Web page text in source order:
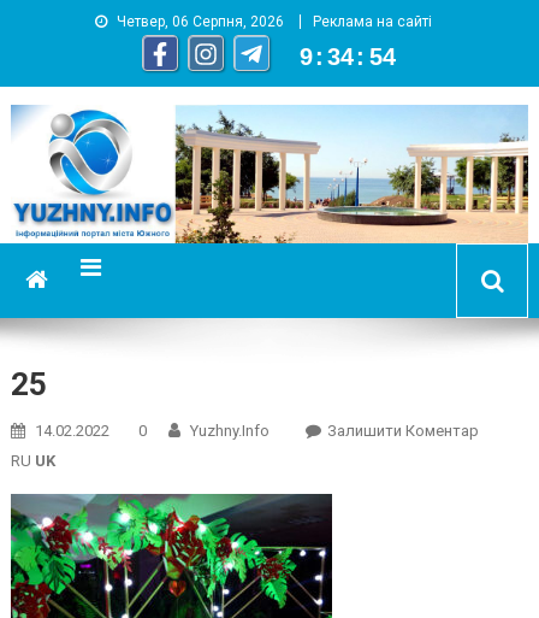
Четвер, 06 Серпня, 2026 Реклама на сайті
9 : 34 : 55
YUZHNY.INFO
информационный портал города Южный
25
14.02.2022 0 Yuzhny.info Залишити КоментарOn
RU UK